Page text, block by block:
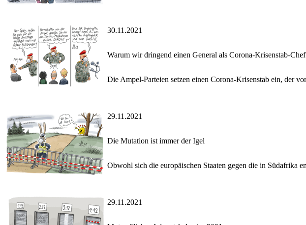
30.11.2021
Warum wir dringend einen General als Corona-Krisenstab-
Die Ampel-Parteien setzen einen Corona-Krisenstab ein, der
29.11.2021
Die Mutation ist immer der Igel
Obwohl sich die europäischen Staaten gegen die in Südafrika
29.11.2021